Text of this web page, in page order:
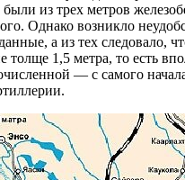
из трех метров
Однако возникло
а из тех следовало,
толще 1,5 метра, то есть
— с самого